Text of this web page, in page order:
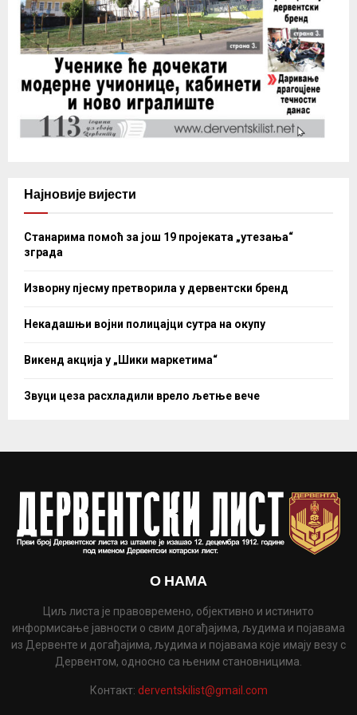
Најновије вијести
Станарима помоћ за још 19 пројеката „утезања“
зграда
Изворну пјесму претворила у дервентски бренд
Некадашњи војни полицајци сутра на окупу
Викенд акција у „Шики маркетима“
Звуци цеза расхладили врело љетње вече
О НАМА
Циљ листа је правовремено, објективно и истинито
информисање јавности о свим догађајима, људима и појавама
из Дервенте и догађајима, људима и појавама које имају везу с
Дервентом, односно са њеним становницима.
Контакт: derventskilist@gmail.com